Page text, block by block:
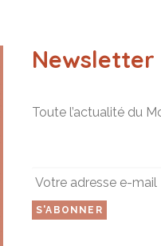
Newsletter
Toute l’actualité du